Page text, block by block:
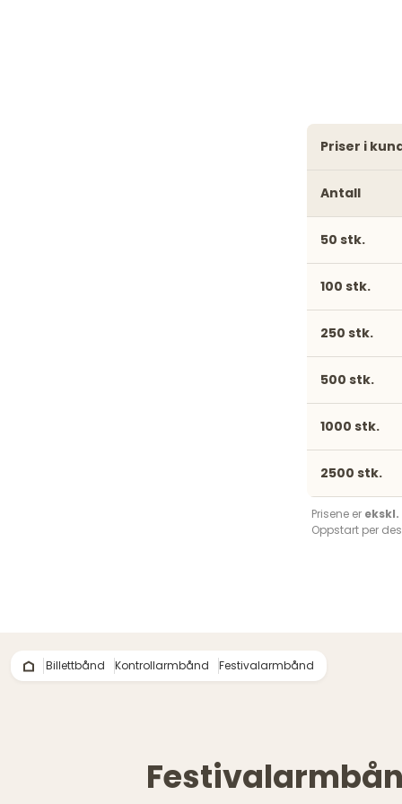
priser i
Antall
50 stk.
100 stk.
250 stk.
500 stk.
1000 stk.
2500 stk.
Prisene er
Oppstart per
Billettbånd Kontrollarmbånd Festivalarmbånd